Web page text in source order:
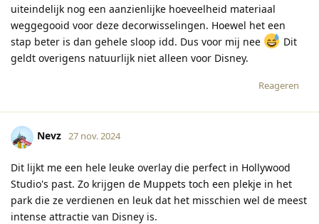
uiteindelijk nog een aanzienlijke hoeveelheid materiaal
weggegooid voor deze decorwisselingen. Hoewel het een
stap beter is dan gehele sloop idd. Dus voor mij nee
Dit
geldt overigens natuurlijk niet alleen voor Disney.
Reageren
Nevz 27 nov. 2024
Dit lijkt me een hele leuke overlay die perfect in Hollywood
Studio's past. Zo krijgen de Muppets toch een plekje in het
park die ze verdienen en leuk dat het misschien wel de meest
intense attractie van Disney is.